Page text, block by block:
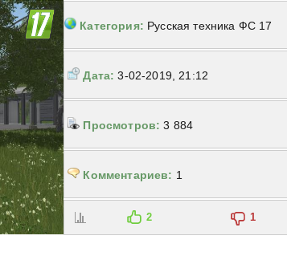
Категория: Русская техника ФС 17
Дата: 3-02-2019, 21:12
Просмотров: 3 884
Комментариев: 1
2 1